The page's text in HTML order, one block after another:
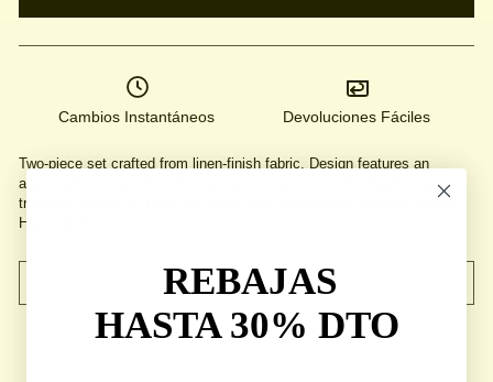
Cambios Instantáneos Devoluciones Fáciles
Two-piece set crafted from linen-finish fabric. Design features an
asymmetrical top with side draping and high-waisted, straight-leg
trousers. DETAILS THAT MATTER Side closure with invisible zipper.
High-waisted, straight-leg trousers
SHIPPING & RETURNS
REBAJAS
HASTA 30% DTO